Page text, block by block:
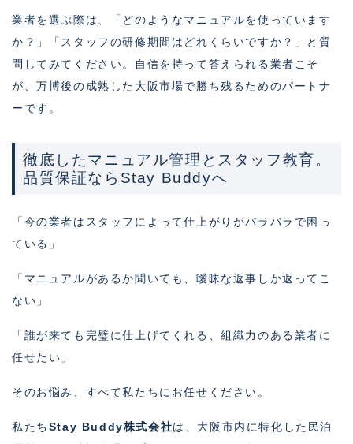
業者を選ぶ際は、「どのようなマニュアルを使っています
か？」「スタッフの研修期間はどれくらいですか？」と質
問してみてください。自信を持って答えられる業者こそ
が、万博後の成熟した大阪市場で勝ち残るためのパートナ
ーです。
徹底したマニュアル管理とスタッフ教育。
品質保証ならStay Buddyへ
「今の業者はスタッフによって仕上がりがバラバラで困っ
ている」
「マニュアルがあるか聞いても、曖昧な返事しか返ってこ
ない」
「誰が来ても完璧に仕上げてくれる、組織力のある業者に
任せたい」
そのお悩み、すべて私たちにお任せください。
私たちStay Buddy株式会社は、大阪市内に特化した民泊